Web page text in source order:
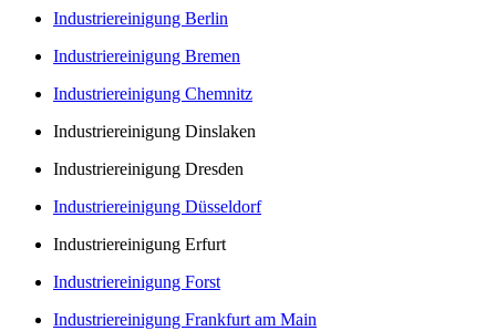
Industriereinigung Berlin
Industriereinigung Bremen
Industriereinigung Chemnitz
Industriereinigung Dinslaken
Industriereinigung Dresden
Industriereinigung Düsseldorf
Industriereinigung Erfurt
Industriereinigung Forst
Industriereinigung Frankfurt am Main